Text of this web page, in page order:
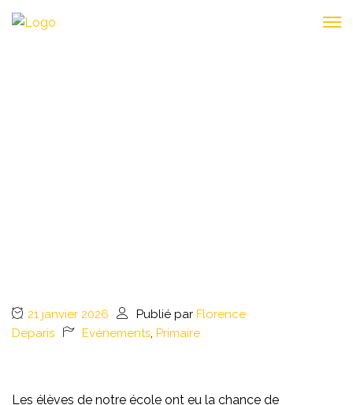
21 janvier 2026 Publié par Florence
Deparis
Evénements, Primaire
Les élèves de notre école ont eu la chance de